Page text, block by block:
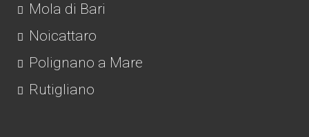
Mola di Bari
Noicattaro
Polignano a Mare
Rutigliano